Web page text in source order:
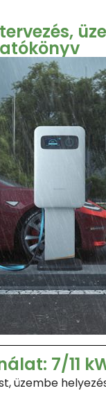
7/11
üzembe